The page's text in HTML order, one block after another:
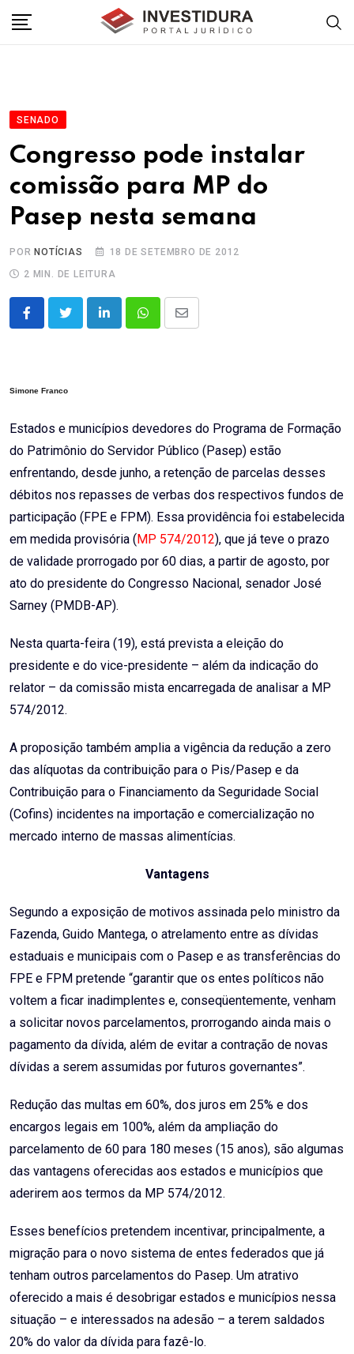
SENADO
Congresso pode instalar
comissão para MP do
Pasep nesta semana
POR NOTÍCIAS
18 DE SETEMBRO DE 2012
2 MIN. DE LEITURA
LinkedInWhatsappShare
Simone Franco
Estados e municípios devedores do Programa de Formação
do Patrimônio do Servidor Público (Pasep) estão
enfrentando, desde junho, a retenção de parcelas desses
débitos nos repasses de verbas dos respectivos fundos de
participação (FPE e FPM). Essa providência foi estabelecida
em medida provisória ( MP 574/2012), que já teve o prazo
de validade prorrogado por 60 dias, a partir de agosto, por
ato do presidente do Congresso Nacional, senador José
Sarney (PMDB-AP).
Nesta quarta-feira (19), está prevista a eleição do
presidente e do vice-presidente – além da indicação do
relator – da comissão mista encarregada de analisar a MP
574/2012.
A proposição também amplia a vigência da redução a zero
das alíquotas da contribuição para o Pis/Pasep e da
Contribuição para o Financiamento da Seguridade Social
(Cofins) incidentes na importação e comercialização no
mercado interno de massas alimentícias.
Vantagens
Segundo a exposição de motivos assinada pelo ministro da
Fazenda, Guido Mantega, o atrelamento entre as dívidas
estaduais e municipais com o Pasep e as transferências do
FPE e FPM pretende “garantir que os entes políticos não
voltem a ficar inadimplentes e, conseqüentemente, venham
a solicitar novos parcelamentos, prorrogando ainda mais o
pagamento da dívida, além de evitar a contração de novas
dívidas a serem assumidas por futuros governantes”.
Redução das multas em 60%, dos juros em 25% e dos
encargos legais em 100%, além da ampliação do
parcelamento de 60 para 180 meses (15 anos), são algumas
das vantagens oferecidas aos estados e municípios que
aderirem aos termos da MP 574/2012.
Esses benefícios pretendem incentivar, principalmente, a
migração para o novo sistema de entes federados que já
tenham outros parcelamentos do Pasep. Um atrativo
oferecido a mais é desobrigar estados e municípios nessa
situação – e interessados na adesão – a terem saldados
20% do valor da dívida para fazê-lo.